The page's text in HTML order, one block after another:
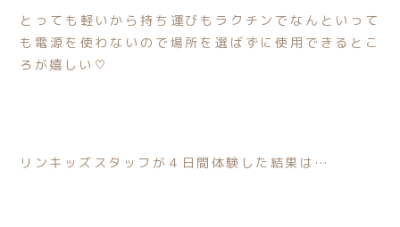
とっても軽いから持ち運びもラクチンで なんといって
も電源を使わないので場所を選ばずに使用できるとこ
ろが嬉しい♡
リンキッズスタッフが４日間体験した結果は…